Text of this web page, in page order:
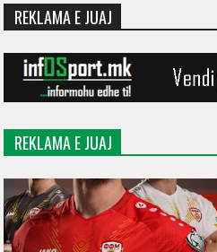
REKLAMA E JUAJ
REKLAMA E JUAJ